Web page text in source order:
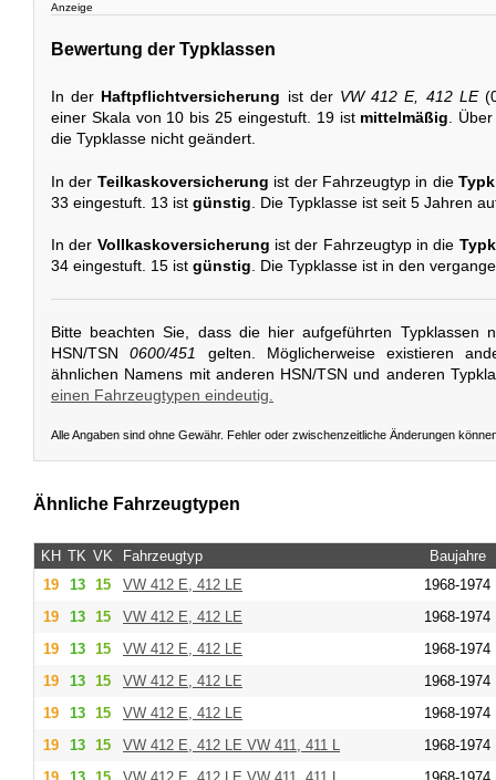
Anzeige
Bewertung der Typklassen
In der Haftpflichtversicherung ist der VW 412 E, 412 LE
einer Skala von 10 bis 25 eingestuft. 19 ist mittelmäßig .
die Typklasse nicht geändert.
In der Teilkaskoversicherung ist der Fahrzeugtyp in die
33 eingestuft. 13 ist günstig . Die Typklasse ist seit 5 Jahren
In der Vollkaskoversicherung ist der Fahrzeugtyp in die
34 eingestuft. 15 ist günstig. Die Typklasse ist in den
Bitte beachten Sie, dass die hier aufgeführten Typklassen
HSN/TSN0600/451
gelten. Möglicherweise existieren
ähnlichen Namens mit anderen HSN/TSN und anderen
einen Fahrzeugtypen eindeutig.
Alle Angaben sind ohne Gewähr. Fehler oder zwischenzeitliche Änderungen
Ähnliche Fahrzeugtypen
KH TK VK Fahrzeugtyp
Baujahre
19
13 15 VW 412 E, 412 LE
1968-1974
19
13 15 VW 412 E, 412 LE
1968-1974
19
13 15 VW 412 E, 412 LE
1968-1974
19
13 15 VW 412 E, 412 LE
1968-1974
19
13 15 VW 412 E, 412 LE
1968-1974
19
13 15 VW 412 E, 412 LE VW 411, 411 L
1968-1974